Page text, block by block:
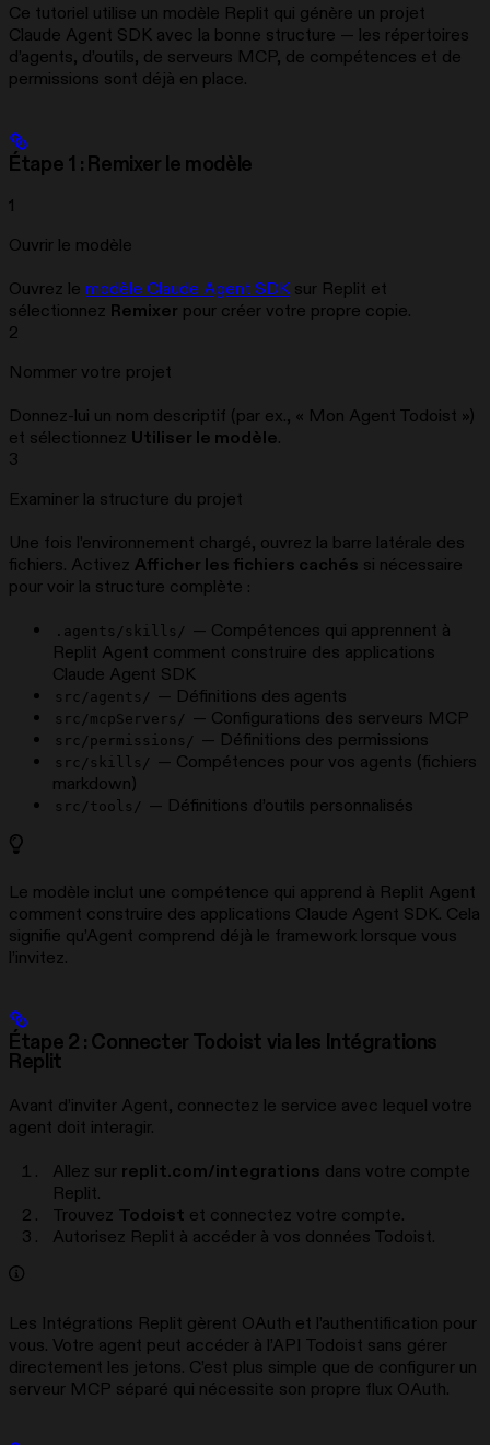
Ce tutoriel utilise un modèle Replit qui génère un projet
Claude Agent SDK avec la bonne structure — les répertoires
d’agents, d’outils, de serveurs MCP, de compétences et de
permissions sont déjà en place.
Étape 1 : Remixer le modèle
1
Ouvrir le modèle
Ouvrez le modèle Claude Agent SDK sur Replit et
sélectionnez Remixer pour créer votre propre copie.
2
Nommer votre projet
Donnez-lui un nom descriptif (par ex., « Mon Agent Todoist »)
et sélectionnez Utiliser le modèle.
3
Examiner la structure du projet
Une fois l’environnement chargé, ouvrez la barre latérale des
fichiers. Activez Afficher les fichiers cachés si nécessaire
pour voir la structure complète :
.agents/skills/ — Compétences qui apprennent à
Replit Agent comment construire des applications
Claude Agent SDK
src/agents/ — Définitions des agents
src/mcpServers/ — Configurations des serveurs MCP
src/permissions/ — Définitions des permissions
src/skills/ — Compétences pour vos agents (fichiers
markdown)
src/tools/ — Définitions d’outils personnalisés
Le modèle inclut une compétence qui apprend à Replit Agent
comment construire des applications Claude Agent SDK. Cela
signifie qu’Agent comprend déjà le framework lorsque vous
l’invitez.
Étape 2 : Connecter Todoist via les Intégrations
Replit
Avant d’inviter Agent, connectez le service avec lequel votre
agent doit interagir.
Allez sur replit.com/integrations dans votre compte
Replit.
Trouvez Todoist et connectez votre compte.
Autorisez Replit à accéder à vos données Todoist.
Les Intégrations Replit gèrent OAuth et l’authentification pour
vous. Votre agent peut accéder à l’API Todoist sans gérer
directement les jetons. C’est plus simple que de configurer un
serveur MCP séparé qui nécessite son propre flux OAuth.